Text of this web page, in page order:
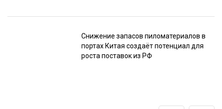
Снижение запасов пиломатериалов в
портах Китая создаёт потенциал для
роста поставок из РФ